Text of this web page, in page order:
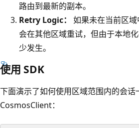
路由到最新的副本。
Retry Logic：
如果未在当前区
会在其他区域重试，但由于本地
少发生。
使用 SDK
下面演示了如何使用区域范围内的会话
CosmosClient：